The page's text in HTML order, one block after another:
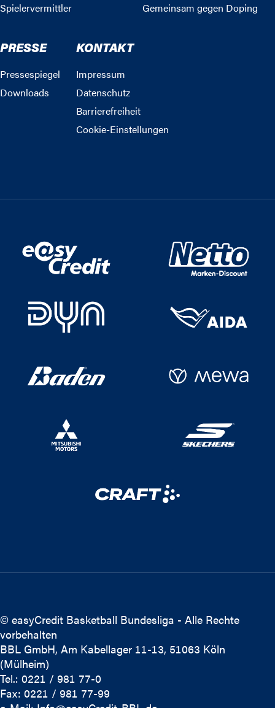
Spielervermittler
Gemeinsam gegen Doping
PRESSE
Pressespiegel
Downloads
KONTAKT
Impressum
Datenschutz
Barrierefreiheit
Cookie-Einstellungen
© easyCredit Basketball Bundesliga - Alle Rechte
vorbehalten
BBL GmbH, Am Kabellager 11-13, 51063 Köln
(Mülheim)
Tel.: 0221 / 981 77-0
Fax: 0221 / 981 77-99